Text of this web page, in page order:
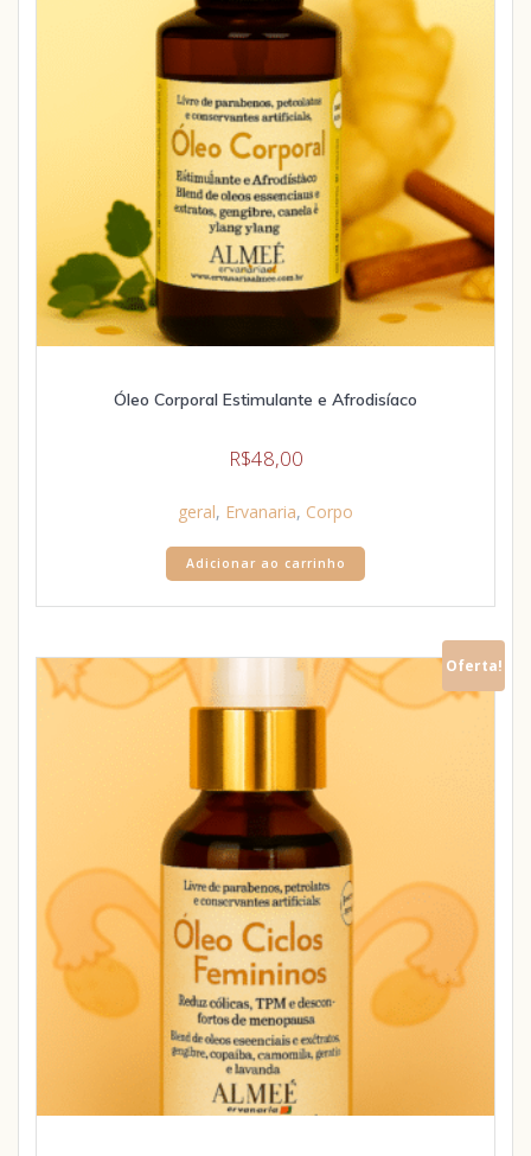
Óleo Corporal Estimulante e Afrodisíaco
R$48,00
geral, Ervanaria, Corpo
Adicionar ao carrinho
Oferta!